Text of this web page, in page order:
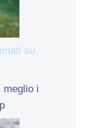
su
meglio i